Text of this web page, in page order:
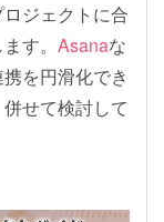
ジェクトに合
す。 Asanaな
を円滑化でき
せて検討して